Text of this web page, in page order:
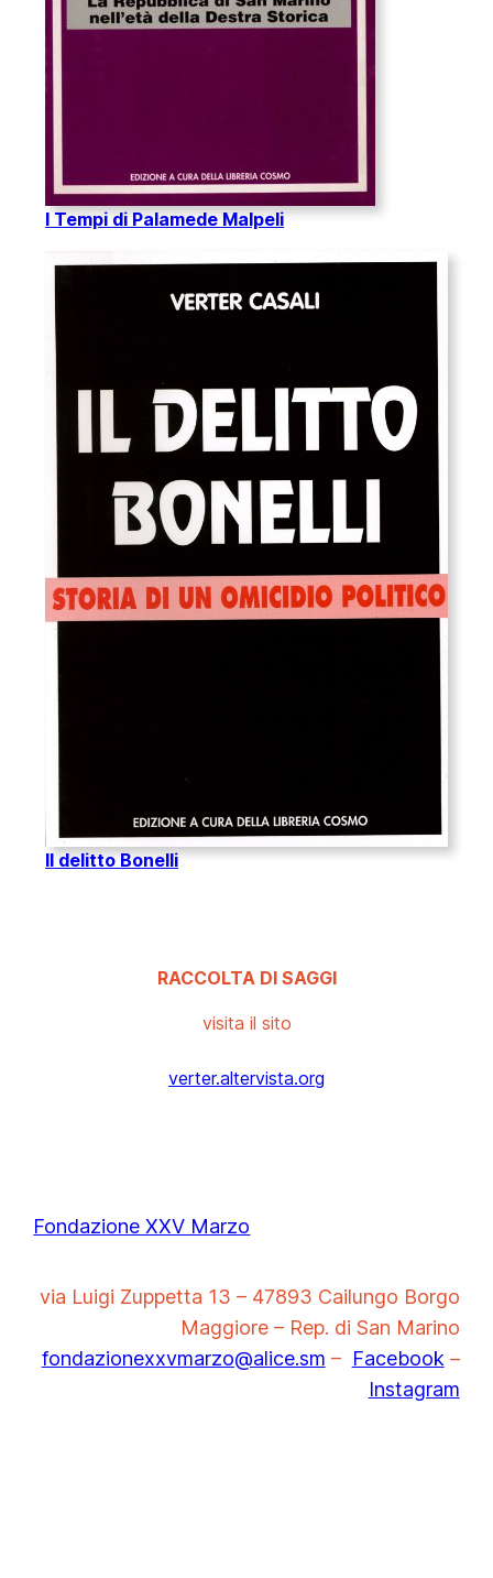
I Tempi di Palamede Malpeli
Il delitto Bonelli
RACCOLTA DI SAGGI
visita il sito
verter.altervista.org
Fondazione XXV Marzo
via Luigi Zuppetta 13 – 47893 Cailungo Borgo
Maggiore – Rep. di San Marino
fondazionexxvmarzo@alice.sm – Facebook–
Instagram